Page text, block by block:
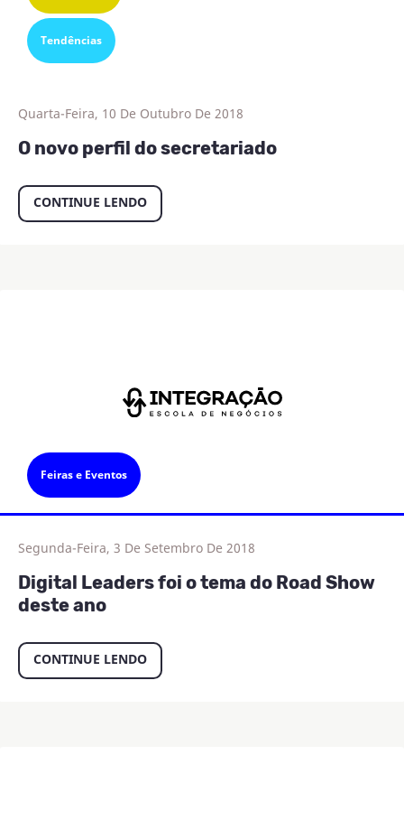
Tendências
Quarta-Feira, 10 De Outubro De 2018
O novo perfil do secretariado
CONTINUE LENDO
Feiras e Eventos
Segunda-Feira, 3 De Setembro De 2018
Digital Leaders foi o tema do Road Show
deste ano
CONTINUE LENDO